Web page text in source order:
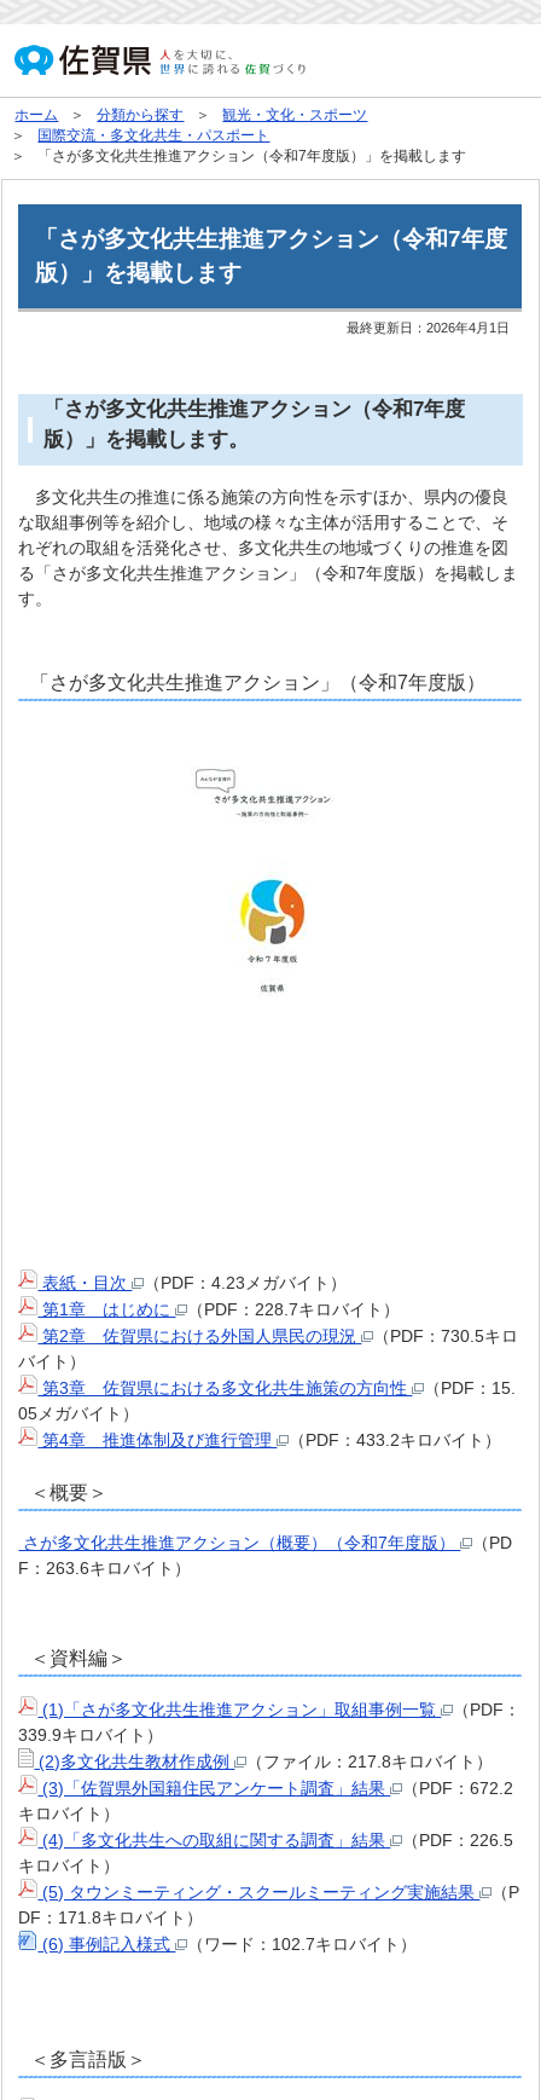
ホーム 分類から探す
観光・文化・スポーツ
国際交流・多文化共生・パスポート
「さが多文化共生推進アクション（令和7年度版）」を掲載します
「さが多文化共生推進アクション（令和7年度
版）」を掲載します
最終更新日：2026年4月1日
「さが多文化共生推進アクション（令和7年度
版）」を掲載します。
多文化共生の推進に係る施策の方向性を示すほか、県内の優良
な取組事例等を紹介し、地域の様々な主体が活用することで、そ
れぞれの取組を活発化させ、多文化共生の地域づくりの推進を図
る「さが多文化共生推進アクション」（令和7年度版）を掲載しま
す。
「さが多文化共生推進アクション」（令和7年度版）
表紙・目次
（PDF：4.23メガバイト）
第1章 はじめに
（PDF：228.7キロバイト）
第2章 佐賀県における外国人県民の現況
（PDF：730.5キロ
バイト）
第3章 佐賀県における多文化共生施策の方向性
（PDF：15.
05メガバイト）
第4章 推進体制及び進行管理
（PDF：433.2キロバイト）
＜概要＞
さが多文化共生推進アクション（概要）（令和7年度版）
（PD
F：263.6キロバイト）
＜資料編＞
(1)「さが多文化共生推進アクション」取組事例一覧
（PDF：
339.9キロバイト）
(2)多文化共生教材作成例
（ファイル：217.8キロバイト）
(3)「佐賀県外国籍住民アンケート調査」結果
（PDF：672.2
キロバイト）
(4)「多文化共生への取組に関する調査」結果
（PDF：226.5
キロバイト）
(5) タウンミーティング・スクールミーティング実施結果
（P
DF：171.8キロバイト）
(6) 事例記入様式
（ワード：102.7キロバイト）
＜多言語版＞